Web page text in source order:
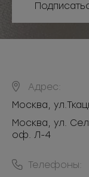
Адрес:
Москва,
Москва, ул.
оф. Л-4
Телефоны: